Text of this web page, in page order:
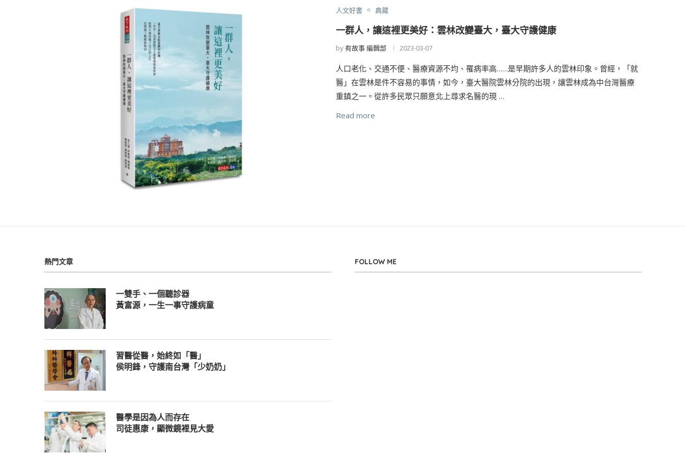
人文好書 典藏
一群人，讓這裡更美好：雲林改變臺大，臺大守護健康
by有故事 編輯部 2023-03-07
人口老化、交通不便、醫療資源不均、罹病率高……是早期許多人的雲林印象。曾經，「就
醫」在雲林是件不容易的事情，如今，臺大醫院雲林分院的出現，讓雲林成為中台灣醫療
重鎮之一。從許多民眾只願意北上尋求名醫的現 …
Read more
熱門文章
一雙手、一個聽診器
黃富源，一生一事守護病童
習醫從醫，始終如「醫」
侯明鋒，守護南台灣「少奶奶」
醫學是因為人而存在
司徒惠康，顯微鏡裡見大愛
FOLLOW ME